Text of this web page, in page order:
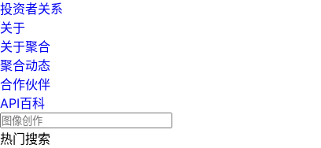
投资者关系
关于
关于聚合
聚合动态
合作伙伴
API百科
热门搜索